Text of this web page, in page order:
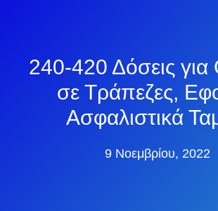
240-420 Δόσεις για
σε Τράπεζες,
Ασφαλιστικά
9 Νοεμβρίου, 2022